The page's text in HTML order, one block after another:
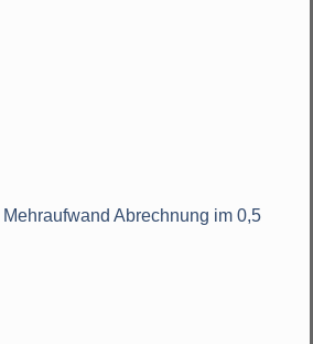
Mehraufwand Abrechnung im 0,5